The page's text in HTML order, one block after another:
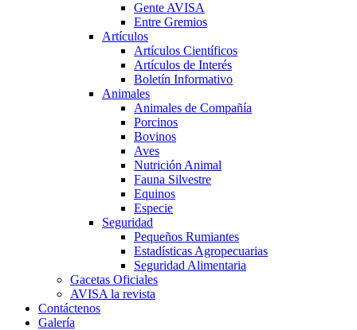
Gente AVISA
Entre Gremios
Artículos
Artículos Científicos
Artículos de Interés
Boletín Informativo
Animales
Animales de Compañía
Porcinos
Bovinos
Aves
Nutrición Animal
Fauna Silvestre
Equinos
Especie
Seguridad
Pequeños Rumiantes
Estadísticas Agropecuarias
Seguridad Alimentaria
Gacetas Oficiales
AVISA la revista
Contáctenos
Galería